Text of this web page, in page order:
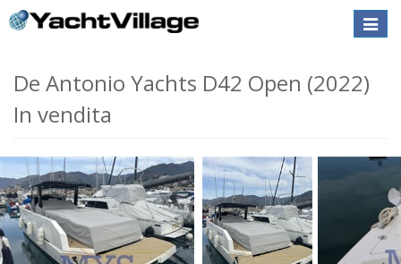
Toggle
De Antonio Yachts D42 Open (2022)
In vendita